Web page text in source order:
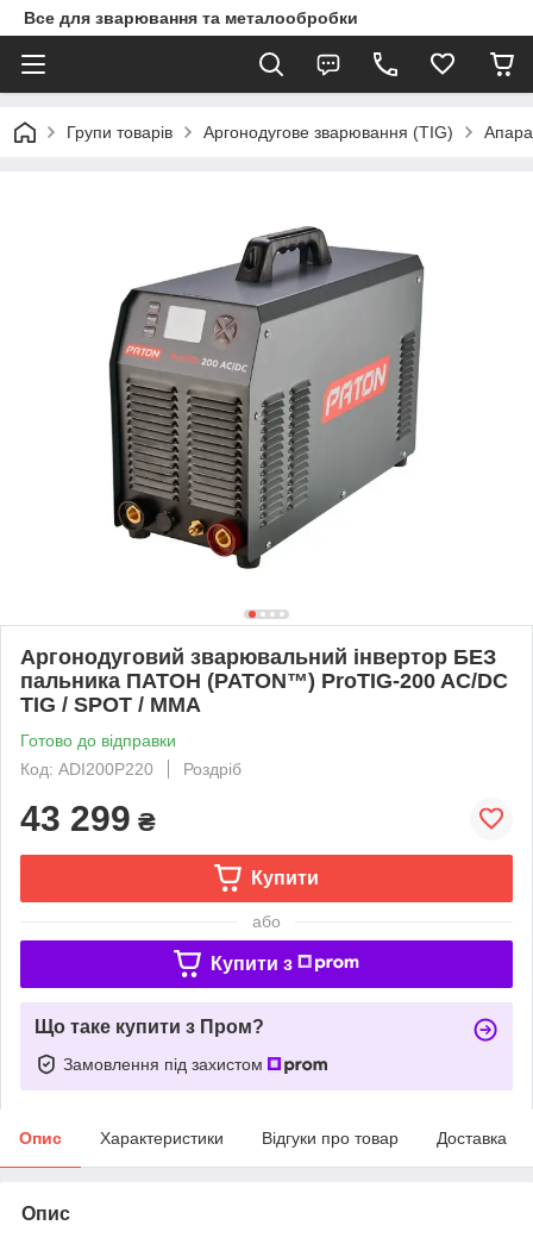
Все для зварювання та металообробки
Групи товарів Аргонодугове зварювання (TIG)
Аргонодуговий зварювальний інвертор БЕЗ
пальника ПАТОН (PATON™) ProTIG-200 AC/DC
TIG / SPOT / MMA
Готово до відправки
Код: ADI200P220
Роздріб
43 299 ₴
Купити
або
Купити з
Що таке купити з Пром?
Замовлення під захистом
Опис Характеристики Відгуки про товар Доставка
Опис